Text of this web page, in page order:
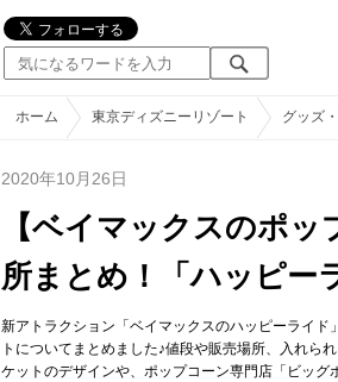
ホーム 東京ディズニーリゾート グッズ
2020年10月26日
【ベイマックスのポ
所まとめ！「ハッピー
新アトラクション「ベイマックスのハッピーライ
トについてまとめました♪値段や販売場所、入れら
ケットのデザインや、ポップコーン専門店「ビッ